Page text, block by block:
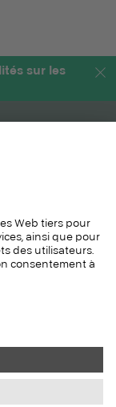
sur les
données
Newsletter